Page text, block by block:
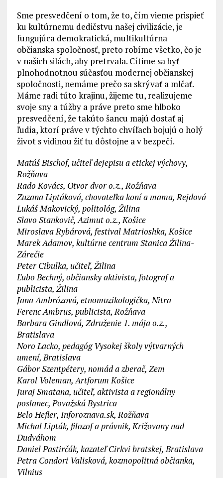
Sme presvedčení o tom, že to, čím vieme prispieť
ku kultúrnemu dedičstvu našej civilizácie, je
fungujúca demokratická, multikultúrna
občianska spoločnosť, preto robíme všetko, čo je
v našich silách, aby pretrvala. Cítime sa byť
plnohodnotnou súčasťou modernej občianskej
spoločnosti, nemáme prečo sa skrývať a mlčať.
Máme radi túto krajinu, žijeme tu, realizujeme
svoje sny a túžby a práve preto sme hlboko
presvedčení, že takúto šancu majú dostať aj
ľudia, ktorí práve v týchto chvíľach bojujú o holý
život s vidinou žiť tu dôstojne a v bezpečí.
Matúš Bischof, učiteľ dejepisu a etickej výchovy,
Rožňava
Rado Kovács, Otvor dvor o.z., Rožňava
Zuzana Liptáková, chovateľka koní a mama, Rejdová
Lukáš Makovický, politológ, Žilina
Slavo Stankovič, Azimut o.z., Košice
Miroslava Rybárová, festival Matrioshka, Košice
Marek Adamov, kultúrne centrum Stanica Žilina-
Zárečie
Peter Cibulka, učiteľ, Žilina
Ľubo Bechný, občiansky aktivista, fotograf a
publicista, Žilina
Jana Ambrózová, etnomuzikologička, Nitra
Ferenc Ambrus, publicista, Rožňava
Barbara Gindlová, Združenie 1. mája o.z.,
Bratislava
Noro Lacko, pedagóg Vysokej školy výtvarných
umení, Bratislava
Gábor Szentpétery, nomád a zberač, Zem
Karol Voleman, Artforum Košice
Juraj Smatana, učiteľ, aktivista a regionálny
poslanec, Považská Bystrica
Belo Hefler, Inforoznava.sk, Rožňava
Michal Lipták, filozof a právnik, Križovany nad
Dudváhom
Daniel Pastirčák, kazateľ Cirkvi bratskej, Bratislava
Petra Condori Valisková, kozmopolitná občianka,
Vilnius